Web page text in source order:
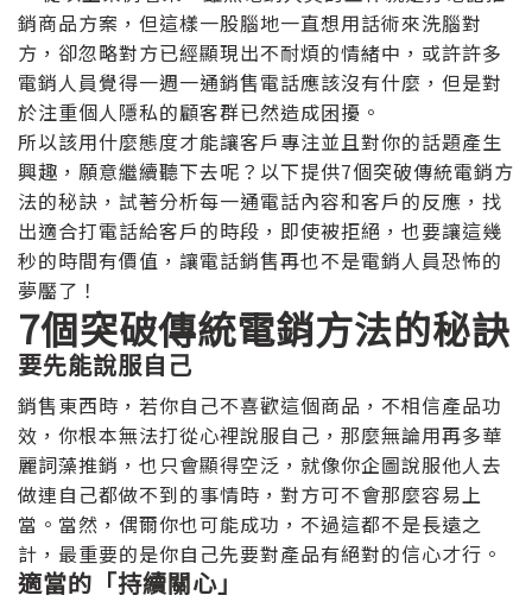
銷商品方案，但這樣一股腦地一直想用話術來洗腦對
方，卻忽略對方已經顯現出不耐煩的情緒中，或許許多
電銷人員覺得一週一通銷售電話應該沒有什麼，但是對
於注重個人隱私的顧客群已然造成困擾。
所以該用什麼態度才能讓客戶專注並且對你的話題產生
興趣，願意繼續聽下去呢？以下提供7個突破傳統電銷方
法的秘訣，試著分析每一通電話內容和客戶的反應，找
出適合打電話給客戶的時段，即使被拒絕，也要讓這幾
秒的時間有價值，讓電話銷售再也不是電銷人員恐怖的
夢靨了！
7個突破傳統電銷方法的秘訣
要先能說服自己
銷售東西時，若你自己不喜歡這個商品，不相信產品功
效，你根本無法打從心裡說服自己，那麼無論用再多華
麗詞藻推銷，也只會顯得空泛，就像你企圖說服他人去
做連自己都做不到的事情時，對方可不會那麼容易上
當。當然，偶爾你也可能成功，不過這都不是長遠之
計，最重要的是你自己先要對產品有絕對的信心才行。
適當的「持續關心」